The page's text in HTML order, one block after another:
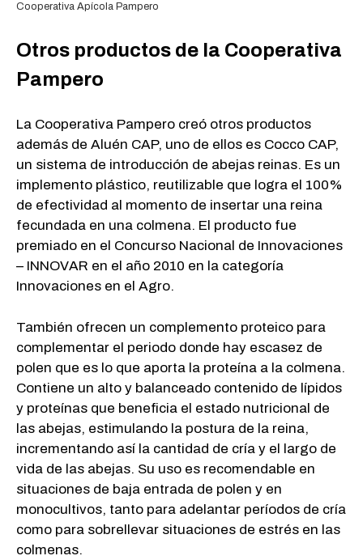
Cooperativa Apícola Pampero
Otros productos de la Cooperativa
Pampero
La Cooperativa Pampero creó otros productos
además de Aluén CAP, uno de ellos es Cocco CAP,
un sistema de introducción de abejas reinas. Es un
implemento plástico, reutilizable que logra el 100%
de efectividad al momento de insertar una reina
fecundada en una colmena. El producto fue
premiado en el Concurso Nacional de Innovaciones
– INNOVAR en el año 2010 en la categoría
Innovaciones en el Agro.
También ofrecen un complemento proteico para
complementar el periodo donde hay escasez de
polen que es lo que aporta la proteína a la colmena.
Contiene un alto y balanceado contenido de lípidos
y proteínas que beneficia el estado nutricional de
las abejas, estimulando la postura de la reina,
incrementando así la cantidad de cría y el largo de
vida de las abejas. Su uso es recomendable en
situaciones de baja entrada de polen y en
monocultivos, tanto para adelantar períodos de cría
como para sobrellevar situaciones de estrés en las
colmenas.